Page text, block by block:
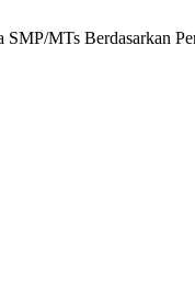
MTs Berdasarkan